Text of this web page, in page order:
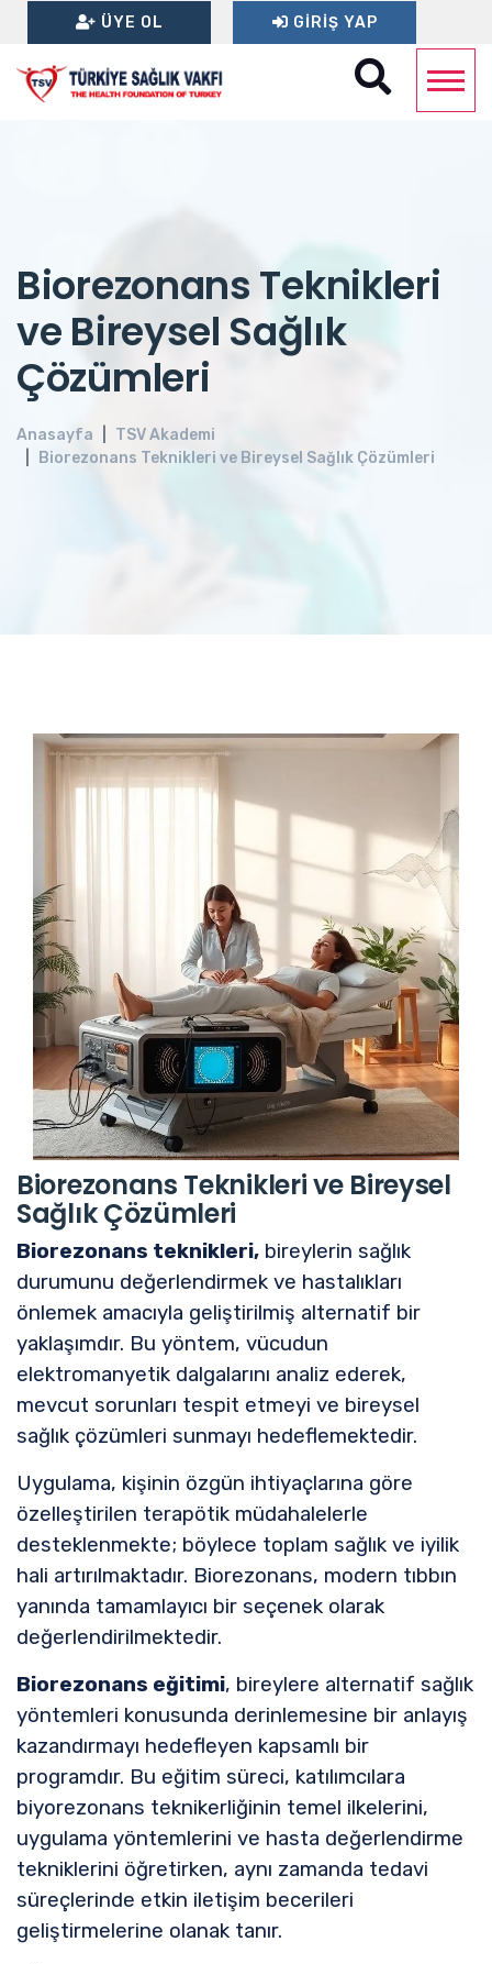
ÜYE OL GIRIŞ YAP
Biorezonans Teknikleri
ve Bireysel Sağlık
Çözümleri
Anasayfa
TSV Akademi
Biorezonans Teknikleri ve Bireysel Sağlık Çözümleri
Biorezonans Teknikleri ve Bireysel
Sağlık Çözümleri
Biorezonans teknikleri, bireylerin sağlık
durumunu değerlendirmek ve hastalıkları
önlemek amacıyla geliştirilmiş alternatif bir
yaklaşımdır. Bu yöntem, vücudun
elektromanyetik dalgalarını analiz ederek,
mevcut sorunları tespit etmeyi ve bireysel
sağlık çözümleri sunmayı hedeflemektedir.
Uygulama, kişinin özgün ihtiyaçlarına göre
özelleştirilen terapötik müdahalelerle
desteklenmekte; böylece toplam sağlık ve iyilik
hali artırılmaktadır. Biorezonans, modern tıbbın
yanında tamamlayıcı bir seçenek olarak
değerlendirilmektedir.
Biorezonans eğitimi, bireylere alternatif sağlık
yöntemleri konusunda derinlemesine bir anlayış
kazandırmayı hedefleyen kapsamlı bir
programdır. Bu eğitim süreci, katılımcılara
biyorezonans teknikerliğinin temel ilkelerini,
uygulama yöntemlerini ve hasta değerlendirme
tekniklerini öğretirken, aynı zamanda tedavi
süreçlerinde etkin iletişim becerileri
geliştirmelerine olanak tanır.